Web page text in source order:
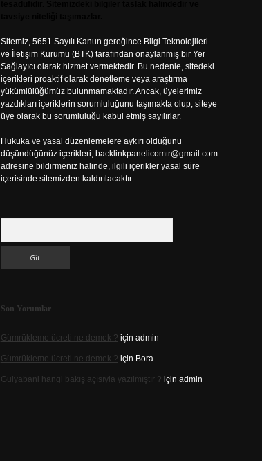
Sitemiz, 5651 Sayılı Kanun gereğince Bilgi Teknolojileri
ve İletişim Kurumu (BTK) tarafından onaylanmış bir Yer
Sağlayıcı olarak hizmet vermektedir. Bu nedenle, sitedeki
içerikleri proaktif olarak denetleme veya araştırma
yükümlülüğümüz bulunmamaktadır. Ancak, üyelerimiz
yazdıkları içeriklerin sorumluluğunu taşımakta olup, siteye
üye olarak bu sorumluluğu kabul etmiş sayılırlar.
Hukuka ve yasal düzenlemelere aykırı olduğunu
düşündüğünüz içerikleri, backlinkpanelicomtr@gmail.com
adresine bildirmeniz halinde, ilgili içerikler yasal süre
içerisinde sitemizden kaldırılacaktır.
Son Yorumlar
Gümrükleme ücreti ne demek ? için admin
Gümrükleme ücreti ne demek ? için Bora
Gulyabani hangi bakış açısıyla yazılmıştır ? için admin